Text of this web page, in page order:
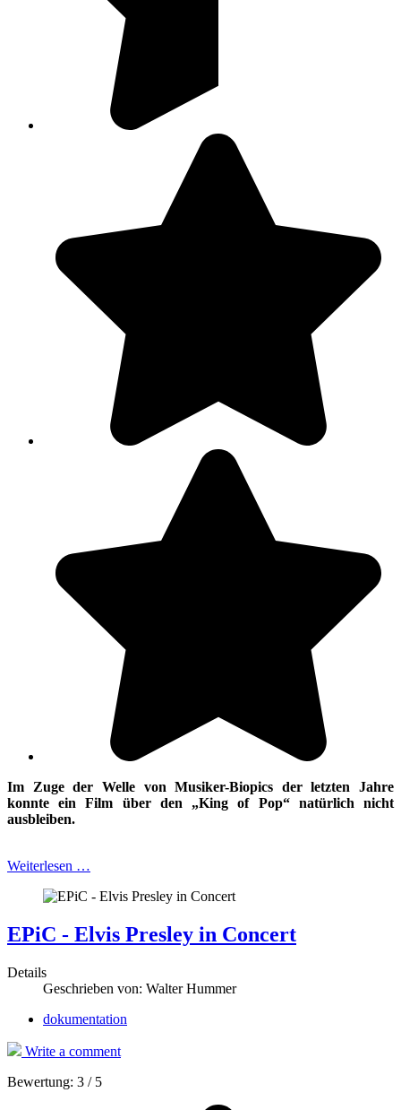
Im Zuge der Welle von Musiker-Biopics der letzten Jahre
konnte ein Film über den „King of Pop“ natürlich nicht
ausbleiben.
Weiterlesen …
EPiC - Elvis Presley in Concert
Details
Geschrieben von: Walter Hummer
dokumentation
Write a comment
Bewertung: 3 / 5